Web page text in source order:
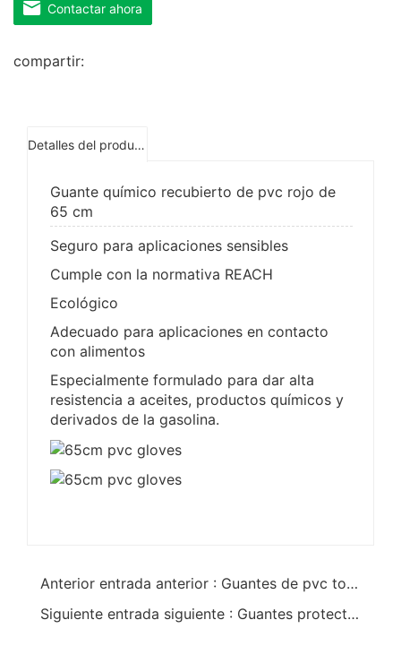
Contactar ahora
compartir:
Detalles del producto
Guante químico recubierto de pvc rojo de
65 cm
Seguro para aplicaciones sensibles
Cumple con la normativa REACH
Ecológico
Adecuado para aplicaciones en contacto
con alimentos
Especialmente formulado para dar alta
resistencia a aceites, productos químicos y
derivados de la gasolina.
Anterior entrada anterior : Guantes de pvc totalmente recubiertos reach k/w
Siguiente entrada siguiente : Guantes protectores de pvc rojo forro de algodón